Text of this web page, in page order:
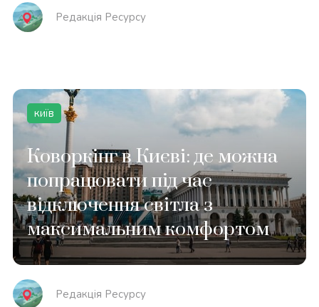
Редакція Реcурсу
київ
Коворкінг в Києві: де можна
попрацювати під час
відключення світла з
максимальним комфортом
Редакція Реcурсу